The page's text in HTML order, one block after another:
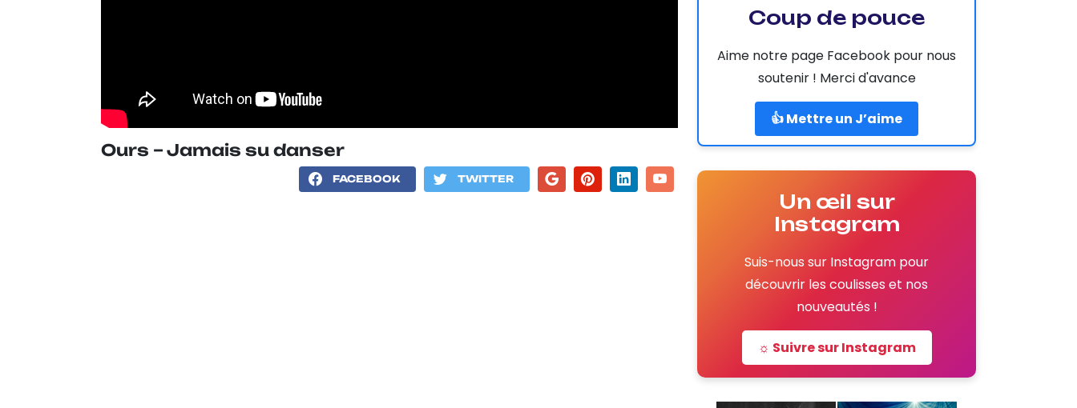
Ours – Jamais su danser
FACEBOOK TWITTER
Coup de pouce
Aime notre page Facebook pour nous
soutenir ! Merci d'avance
👍 Mettre un J’aime
Un œil sur
Instagram
Suis-nous sur Instagram pour
découvrir les coulisses et nos
nouveautés !
☼ Suivre sur Instagram